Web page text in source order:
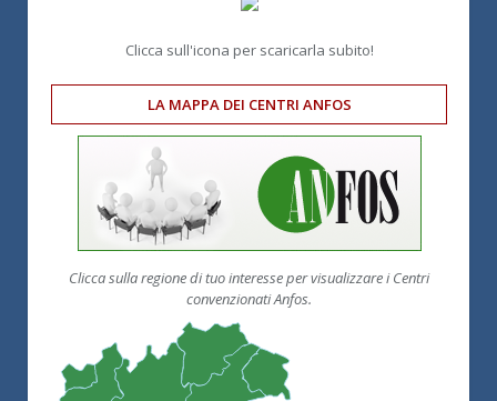
Clicca sull'icona per scaricarla subito!
LA MAPPA DEI CENTRI ANFOS
Clicca sulla regione di tuo interesse per visualizzare i Centri
convenzionati Anfos.